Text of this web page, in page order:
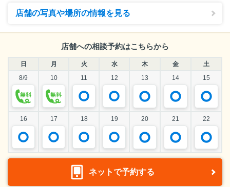
店舗の写真や場所の情報を見る
店舗への相談予約はこちらから
日 月 火 水 木 金
土
8/9
10 11 12 13 14 15
16 17 18 19 20 21 22
ネットで予約する